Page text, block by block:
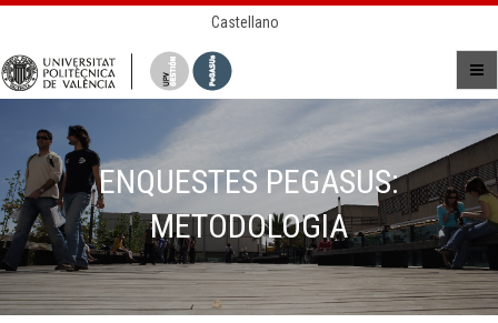
Castellano
ENQUESTES PEGASUS:
METODOLOGIA